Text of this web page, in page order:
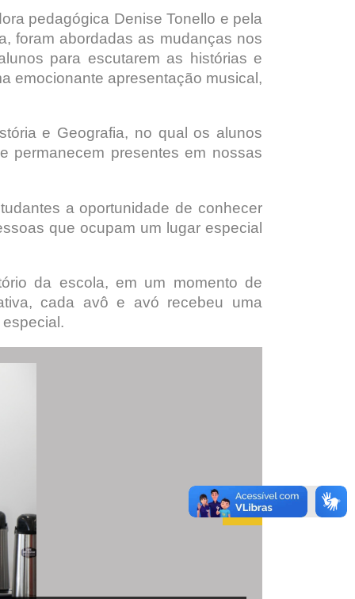
pedagógica Denise Tonello e pela
foram abordadas as mudanças nos
para escutarem as histórias e
emocionante apresentação musical,
e Geografia, no qual os alunos
permanecem presentes em nossas
a oportunidade de conhecer
que ocupam um lugar especial
da escola, em um momento de
cada avô e avó recebeu uma